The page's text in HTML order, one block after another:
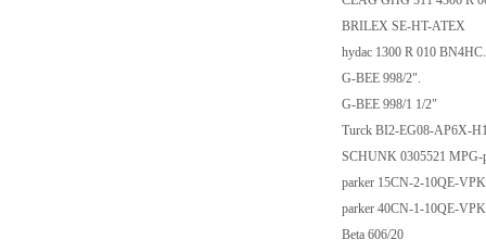
BRILEX SE-HT-ATEX
hydac 1300 R 010
G-BEE 998/2".
G-BEE 998/1 1/2"
Turck BI2-EG08-AP6X-
SCHUNK 0305521
parker 15CN-2-10QE-
parker 40CN-1-10QE-
Beta 606/20